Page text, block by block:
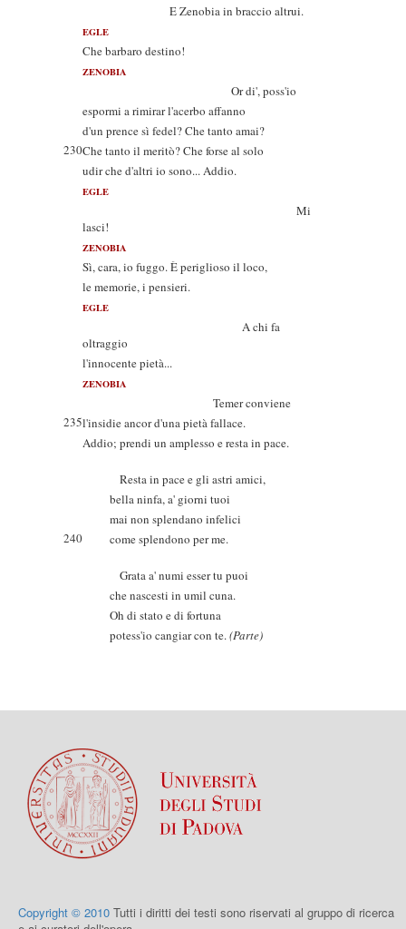
E Zenobia in braccio altrui.
EGLE
Che barbaro destino!
ZENOBIA
Or di', poss'io
espormi a rimirar l'acerbo affanno
d'un prence sì fedel? Che tanto amai?
230Che tanto il meritò? Che forse al solo
udir che d'altri io sono... Addio.
EGLE
Mi
lasci!
ZENOBIA
Sì, cara, io fuggo. È periglioso il loco,
le memorie, i pensieri.
EGLE
A chi fa
oltraggio
l'innocente pietà...
ZENOBIA
Temer conviene
235l'insidie ancor d'una pietà fallace.
Addio; prendi un amplesso e resta in pace.
Resta in pace e gli astri amici,
bella ninfa, a' giorni tuoi
mai non splendano infelici
240
come splendono per me.
Grata a' numi esser tu puoi
che nascesti in umil cuna.
Oh di stato e di fortuna
potess'io cangiar con te.(Parte)
Copyright © 2010 Tutti i diritti dei testi sono riservati al gruppo di ricerca